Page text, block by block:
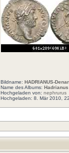
Bildname: HADRIANUS-
Name des Albums: Hadrianus
Hochgeladen von: nephrurus
Hochgeladen: 8. Mär 2010,